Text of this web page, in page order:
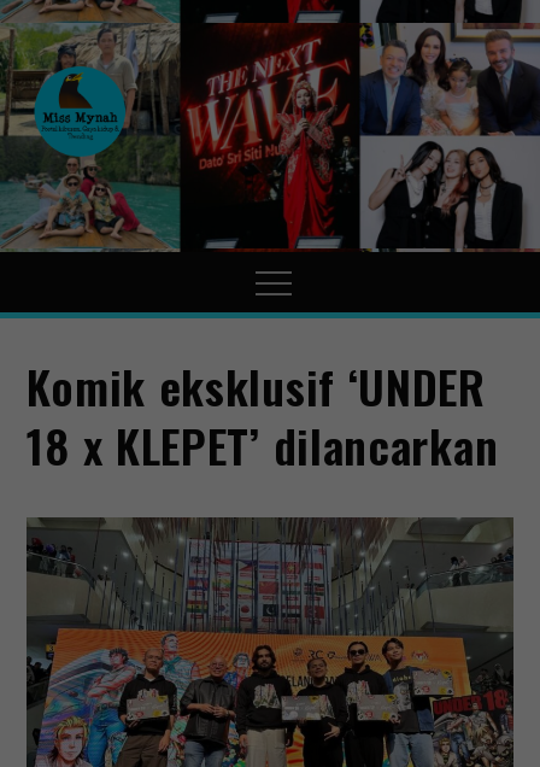
MissMynah
Portal Hiburan, Gaya Hidup
& Trending
Komik eksklusif ‘UNDER
18 x KLEPET’ dilancarkan